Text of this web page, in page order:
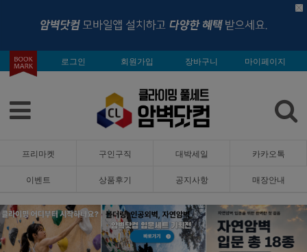
로그인 회원가입 장바구니 마이페이지
프리마켓 구인구직 대박세일 카카오톡
이벤트 상품후기 공지사항 매장안내